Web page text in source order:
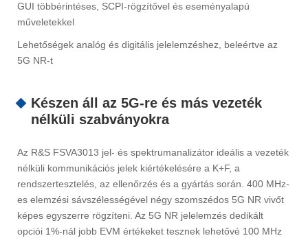
GUI többérintéses, SCPI-rögzítővel és eseményalapú
műveletekkel
Lehetőségek analóg és digitális jelelemzéshez, beleértve az
5G NR-t
Készen áll az 5G-re és más vezeték
nélküli szabványokra
Az R&S FSVA3013 jel- és spektrumanalizátor ideális a vezeték
nélküli kommunikációs jelek kiértékelésére a K+F, a
rendszertesztelés, az ellenőrzés és a gyártás során. 400 MHz-
es elemzési sávszélességével négy szomszédos 5G NR vivőt
képes egyszerre rögzíteni. Az 5G NR jelelemzés dedikált
opciói 1%-nál jobb EVM értékeket tesznek lehetővé 100 MHz